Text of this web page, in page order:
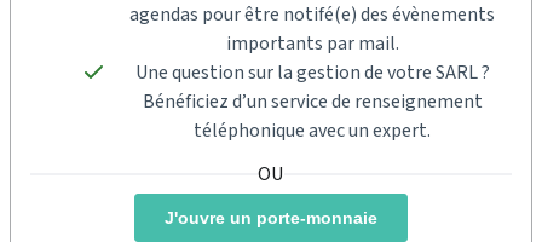
agendas pour être notifé(e) des évènements
importants par mail.
Une question sur la gestion de votre SARL ?
Bénéficiez d’un service de renseignement
téléphonique avec un expert.
J'ouvre un porte-monnaie